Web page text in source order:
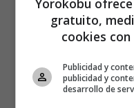
Yorokobu
gratuito,
cookies
Publicidad y
publicidad y
desarrollo de